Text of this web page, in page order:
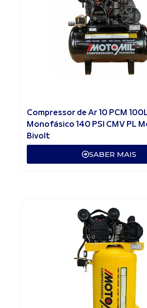
Compressor de Ar 10 PCM
Monofásico 140 PSI CMV PL
Bivolt
SABER MAIS